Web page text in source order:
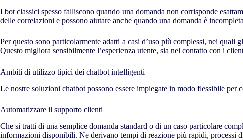
I bot classici spesso falliscono quando una domanda non corrisponde
delle correlazioni e possono aiutare anche quando una domanda è
Per questo sono particolarmente adatti a casi d’uso più complessi, nei
Questo migliora sensibilmente l’esperienza utente, sia nel contatto con i
Ambiti di utilizzo tipici dei chatbot intelligenti
Le nostre soluzioni chatbot possono essere impiegate in modo flessibile per
Automatizzare il supporto clienti
Che si tratti di una semplice domanda standard o di un caso particolare
informazioni disponibili. Ne derivano tempi di reazione più rapidi, processi